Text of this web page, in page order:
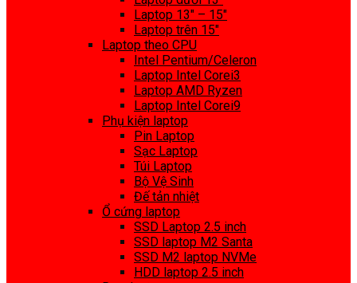
Laptop 13″ – 15″
Laptop trên 15″
Laptop theo CPU
Intel Pentium/Celeron
Laptop Intel Corei3
Laptop AMD Ryzen
Laptop Intel Corei9
Phụ kiện laptop
Pin Laptop
Sạc Laptop
Túi Laptop
Bộ Vệ Sinh
Đế tản nhiệt
Ổ cứng laptop
SSD Laptop 2.5 inch
SSD laptop M2 Santa
SSD M2 laptop NVMe
HDD laptop 2.5 inch